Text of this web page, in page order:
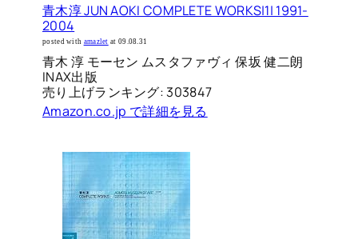
青木淳 JUN AOKI COMPLETE WORKS|1| 1991-
2004
posted with amazlet at 09.08.31
青木 淳 モーセン ムスタファヴィ 保坂 健二朗
INAX出版
売り上げランキング: 303847
Amazon.co.jp で詳細を見る